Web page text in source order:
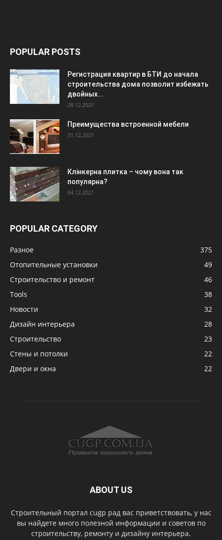
POPULAR POSTS
Регистрация квартир в БТИ до начала
строительства дома позволит избежать
двойных...
28.12.2021
Преимущества встроенной мебели
31.12.2021
Клінкерна плитка – чому вона так
популярна?
04.12.2021
POPULAR CATEGORY
Разное
375
Отопительные установки
49
Строительство и ремонт
46
Tools
38
Новости
32
Дизайн интерьера
28
Строительство
23
Стены и потолки
22
Двери и окна
22
ABOUT US
Строительный портал cugp рад вас приветствовать, у нас
вы найдете много полезной информации и советов по
строительству, ремонту и дизайну интерьера.